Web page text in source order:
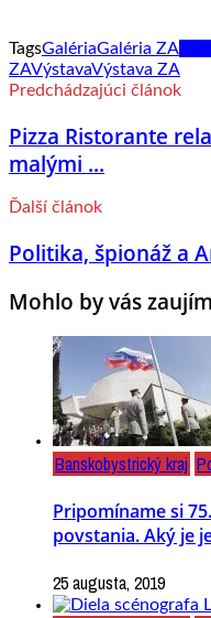
TagsGalériaGaléria ZA
ZAVýstavaVýstava ZA
Predchádzajúci článok
Pizza Ristorante
malými ...
Ďalší článok
Politika, špionáž a
Mohlo by vás
Banskobystrický kraj
Pripomíname si
povstania. Aký je
25 augusta, 2019